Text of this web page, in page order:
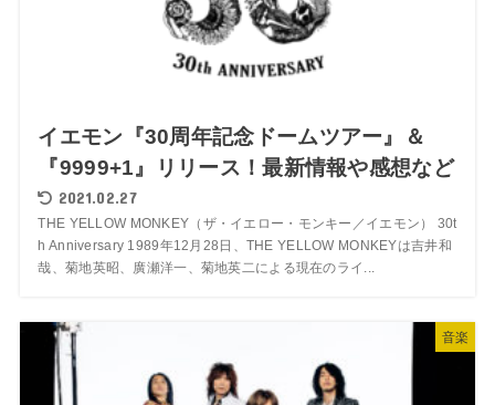
イエモン『30周年記念ドームツアー』＆
『9999+1』リリース！最新情報や感想など
2021.02.27
THE YELLOW MONKEY（ザ・イエロー・モンキー／イエモン） 30t
h Anniversary 1989年12月28日、THE YELLOW MONKEYは吉井和
哉、菊地英昭、廣瀬洋一、菊地英二による現在のライ...
音楽